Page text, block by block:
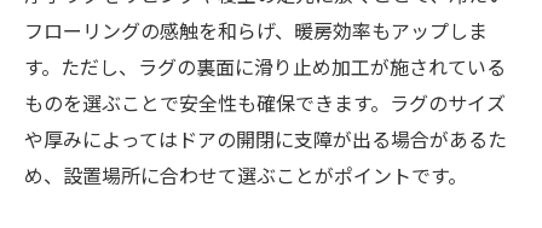
フローリングの感触を和らげ、暖房効率もアップしま
す。ただし、ラグの裏面に滑り止め加工が施されている
ものを選ぶことで安全性も確保できます。ラグのサイズ
や厚みによってはドアの開閉に支障が出る場合があるた
め、設置場所に合わせて選ぶことがポイントです。